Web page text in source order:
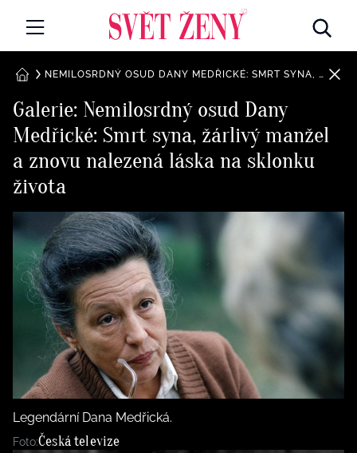
MÓDA A KRÁSA
CELEBRITY
Všechny kategorie
Rozhovory
PSYCHOLOGIE
Všechny kategorie
Seberozvoj
ZDRAVÍ
Všechny kategorie
Životní styl
ZÁBAVA
Všechny kategorie
Testy a kvízy
BYDLENÍ
Všechny kategorie
Tvoření
Rady a tipy
BurdaMedia
Extra
DOMŮ NEMILOSRDNÝ OSUD DANY MEDŘICKÉ: SMRT SYNA, ŽÁRLIVÝ MANŽEL A ZNOVU NALEZENÁ LÁSKA NA SKLONKU ŽIVOTA
Galerie: Nemilosrdný osud Dany
Medřické: Smrt syna, žárlivý manžel
a znovu nalezená láska na sklonku
života
Legendární Dana Medřická.
Foto:Česká televize